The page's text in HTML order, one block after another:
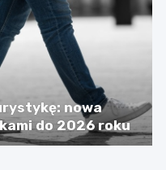
nowa
do 2026 roku